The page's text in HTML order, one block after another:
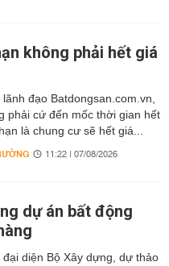
không phải hết giá
đạo Batdongsan.com.vn,
phải cứ đến mốc thời gian hết
là chung cư sẽ hết giá...
11:22 | 07/08/2026
dự án bất động
đại diện Bộ Xây dựng, dự thảo